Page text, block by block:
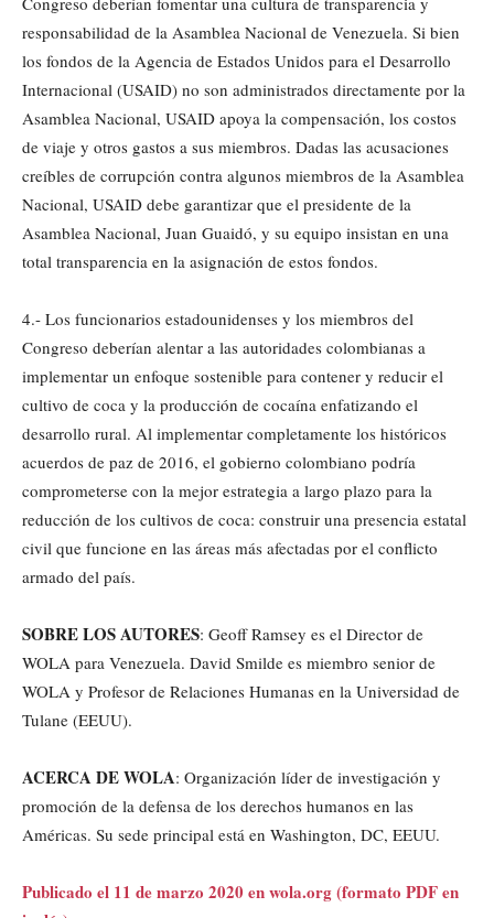
responsabilidad de la Asamblea Nacional de Venezuela. Si bien
los fondos de la Agencia de Estados Unidos para el Desarrollo
Internacional (USAID) no son administrados directamente por la
Asamblea Nacional, USAID apoya la compensación, los costos
de viaje y otros gastos a sus miembros. Dadas las acusaciones
creíbles de corrupción contra algunos miembros de la Asamblea
Nacional, USAID debe garantizar que el presidente de la
Asamblea Nacional, Juan Guaidó, y su equipo insistan en una
total transparencia en la asignación de estos fondos.
4.- Los funcionarios estadounidenses y los miembros del
Congreso deberían alentar a las autoridades colombianas a
implementar un enfoque sostenible para contener y reducir el
cultivo de coca y la producción de cocaína enfatizando el
desarrollo rural. Al implementar completamente los históricos
acuerdos de paz de 2016, el gobierno colombiano podría
comprometerse con la mejor estrategia a largo plazo para la
reducción de los cultivos de coca: construir una presencia estatal
civil que funcione en las áreas más afectadas por el conflicto
armado del país.
SOBRE LOS AUTORES: Geoff Ramsey es el Director de
WOLA para Venezuela. David Smilde es miembro senior de
WOLA y Profesor de Relaciones Humanas en la Universidad de
Tulane (EEUU).
ACERCA DE WOLA: Organización líder de investigación y
promoción de la defensa de los derechos humanos en las
Américas. Su sede principal está en Washington, DC, EEUU.
Publicado el 11 de marzo 2020 en wola.org (formato PDF en